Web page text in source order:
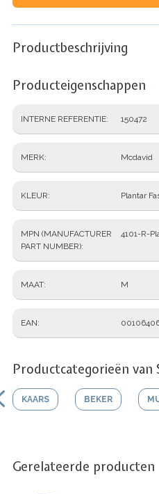
Productbeschrijving
Producteigenschappen
INTERNE REFERENTIE 150472
MERK Mcdavid
KLEUR Plantar
MPN (MANUFACTURER
PART NUMBER)
4101-R-
MAAT M
EAN
Productcategorieën van
KAARS BEKER
Gerelateerde producten